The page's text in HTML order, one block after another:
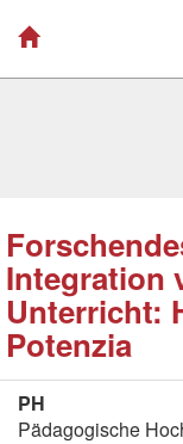
Integration
Unterricht:
Potenzia
PH
Pädagogische